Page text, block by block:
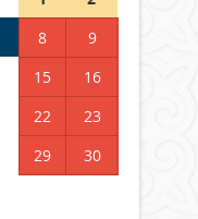
8
9
15
16
22
23
29
30